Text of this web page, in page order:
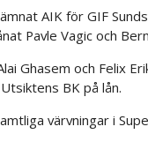
AIK för GIF
Pavle Vagic och
Ghasem och Felix
BK på lån.
värvningar i